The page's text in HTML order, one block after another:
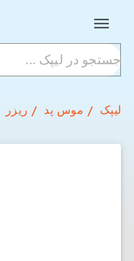
لیپک موس پد ریزر